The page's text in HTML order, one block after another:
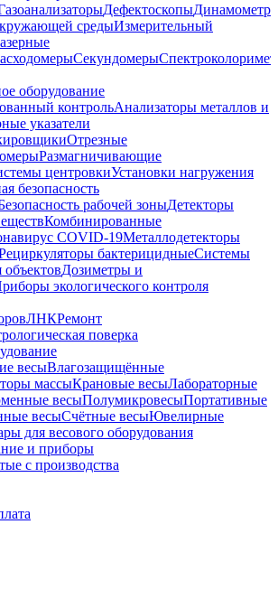
Дефектоскопы
средыИзмерительный
Секундомеры
оборудование
контрольАнализаторы металлов и
указатели
Отрезные
Размагничивающие
центровкиУстановки нагружения
безопасность
рабочей зоныДетекторы
Комбинированные
COVID-19Металлодетекторы
бактерицидныеСистемы
объектовДозиметры и
экологического контроля
ЛНКРемонт
поверка
весыВлагозащищённые
массыКрановые весыЛабораторные
весыПолумикровесыПортативные
весыСчётные весыЮвелирные
для весового оборудования
и приборы
с производства